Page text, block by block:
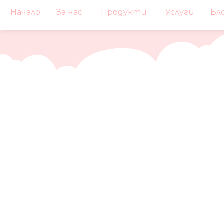
Начало За нас Продукти Услуги